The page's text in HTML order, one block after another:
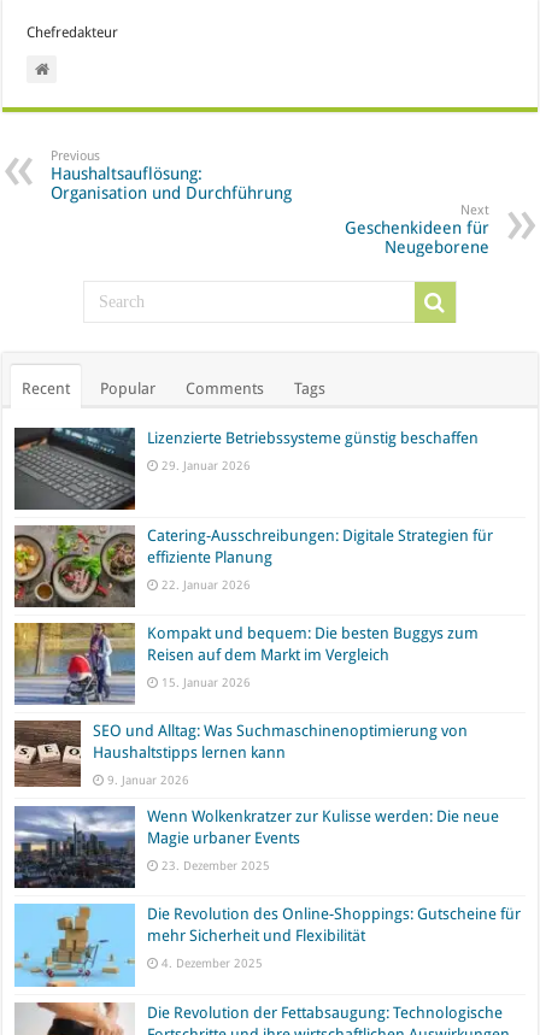
Chefredakteur
Previous
Haushaltsauflösung:
Organisation und Durchführung
Next
Geschenkideen für
Neugeborene
Recent Popular Comments Tags
Lizenzierte Betriebssysteme günstig beschaffen
29. Januar 2026
Catering-Ausschreibungen: Digitale Strategien für
effiziente Planung
22. Januar 2026
Kompakt und bequem: Die besten Buggys zum
Reisen auf dem Markt im Vergleich
15. Januar 2026
SEO und Alltag: Was Suchmaschinenoptimierung von
Haushaltstipps lernen kann
9. Januar 2026
Wenn Wolkenkratzer zur Kulisse werden: Die neue
Magie urbaner Events
23. Dezember 2025
Die Revolution des Online-Shoppings: Gutscheine für
mehr Sicherheit und Flexibilität
4. Dezember 2025
Die Revolution der Fettabsaugung: Technologische